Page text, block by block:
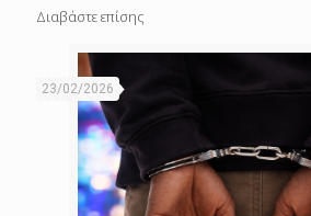
Διαβάστε επίσης
23/02/2026